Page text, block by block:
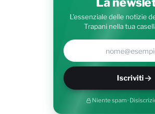
L'essenziale delle notizie
Trapani nella tua
Il tuo indirizzo e-mail
Iscriviti
Niente spam ·